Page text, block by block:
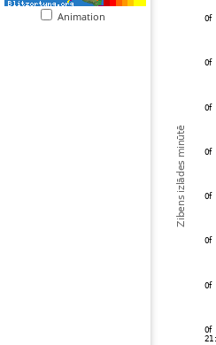
Animation